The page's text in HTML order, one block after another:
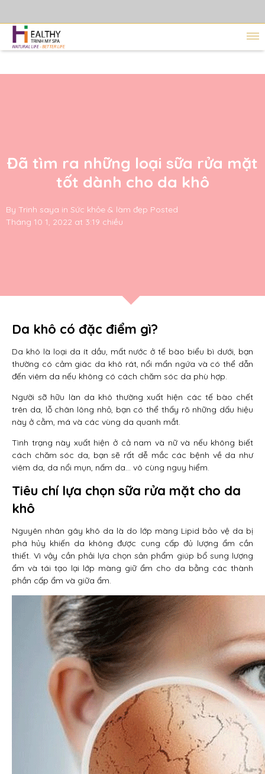
Đã tìm ra những loại sữa rửa mặt
tốt dành cho da khô
By Trinh saya in Sức khỏe & làm đẹp Posted
Tháng 10 1, 2022 at 3:19 chiều
Da khô có đặc điểm gì?
Da khô là loại da ít dầu, mất nước ở tế bào biểu bì dưới, bạn
thường có cảm giác da khô rát, nổi mẩn ngứa và có thể dẫn
đến viêm da nếu không có cách chăm sóc da phù hợp.
Người sỡ hữu làn da khô thường xuất hiện các tế bào chết
trên da, lỗ chân lông nhỏ, bạn có thể thấy rõ những dấu hiệu
này ở cằm, má và các vùng da quanh mắt.
Tình trạng này xuất hiện ở cả nam và nữ và nếu không biết
cách chăm sóc da, bạn sẽ rất dễ mắc các bệnh về da như
viêm da, da nổi mụn, nấm da… vô cùng nguy hiểm.
Tiêu chí lựa chọn sữa rửa mặt cho da
khô
Nguyên nhân gây khô da là do lớp màng Lipid bảo vệ da bị
phá hủy khiến da không được cung cấp đủ lượng ẩm cần
thiết. Vì vậy cần phải lựa chọn sản phẩm giúp bổ sung lượng
ẩm và tái tạo lại lớp màng giữ ẩm cho da bằng các thành
phần cấp ẩm và giữa ẩm.